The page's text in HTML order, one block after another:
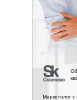
Маркетолог